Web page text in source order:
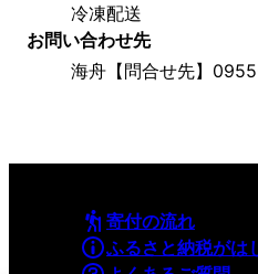
冷凍配送
お問い合わせ先
海舟【問合せ先】
寄付の流れ
ふるさと納税がは